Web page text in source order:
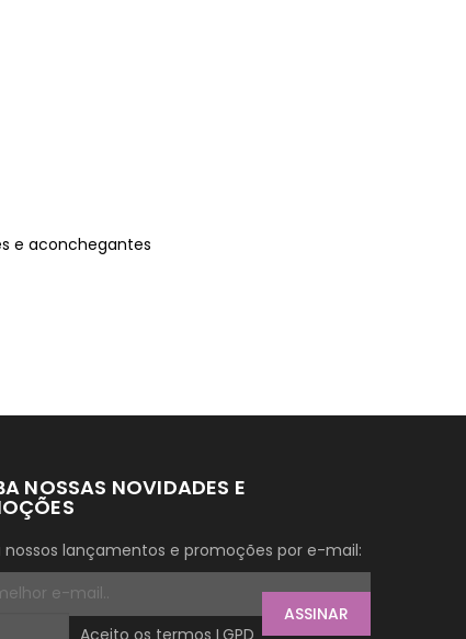
e aconchegantes
NOSSAS NOVIDADES E
nossos lançamentos e promoções por e-mail:
ASSINAR